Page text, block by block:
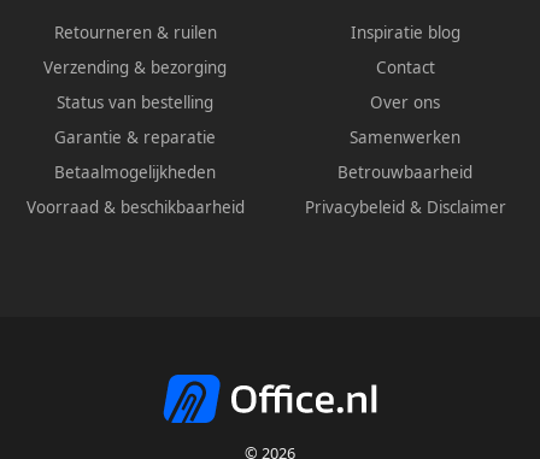
Retourneren & ruilen
Verzending & bezorging
Status van bestelling
Garantie & reparatie
Betaalmogelijkheden
Voorraad & beschikbaarheid
Inspiratie blog
Contact
Over ons
Samenwerken
Betrouwbaarheid
Privacybeleid & Disclaimer
© 2026